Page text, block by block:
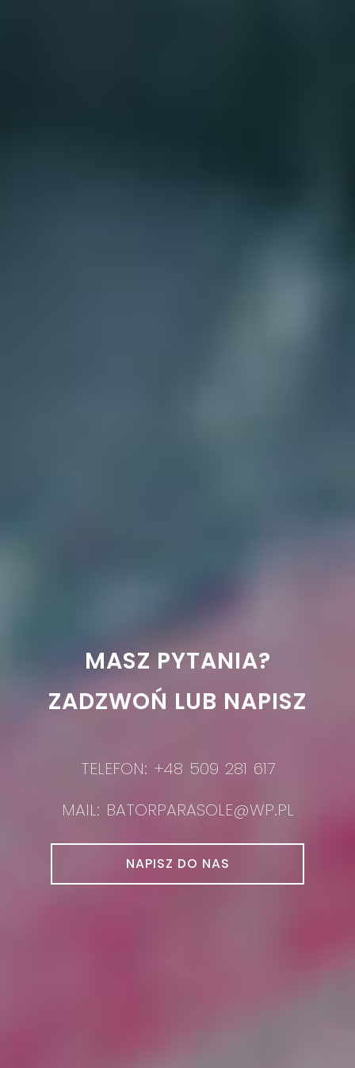
MASZ PYTANIA?
ZADZWOŃ LUB NAPISZ
TELEFON: +48 509 281 617
MAIL: BATORPARASOLE@WP.PL
NAPISZ DO NAS